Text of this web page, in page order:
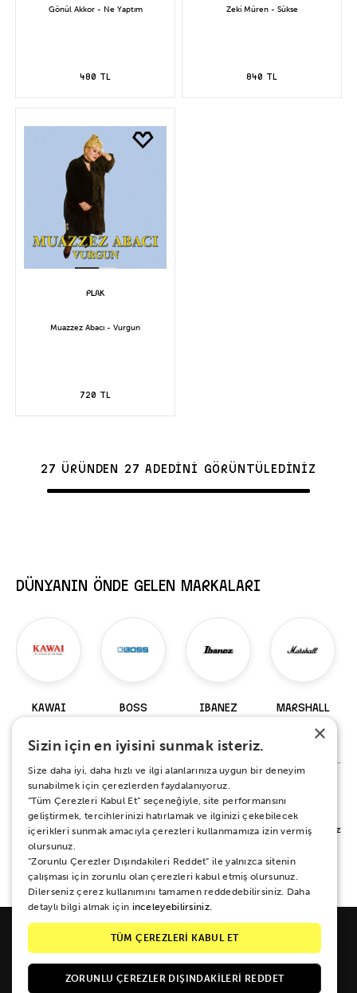
Gönül Akkor - Ne Yaptım
480 TL
Zeki Müren - Sükse
840 TL
Muazzez Abacı - Vurgun
720 TL
27 ÜRÜNDEN 27 ADEDİNİ GÖRÜNTÜLEDİNİZ
DÜNYANIN ÖNDE GELEN MARKALARI
KAWAI BOSS IBANEZ MARSHALL
147 Ürün
%100 MEMNUNİYET SÖZÜ
Alışverişiniz sırasında ya da sonrasında koşulsuz mutluluğunuz için yanınızdayız.
Her ne sebeple olursa olsun 15 gün boyunca iade ve değişim garantisi Zuhal
Müzik güvencesinde.
Galipdede Cad. No: 33 Tünel / Beyoğlu / İSTANBUL
×
Sizin için en iyisini sunmak isteriz.
Size daha iyi, daha hızlı ve ilgi alanlarınıza uygun bir deneyim
sunabilmek için çerezlerden faydalanıyoruz.
“Tüm Çerezleri Kabul Et” seçeneğiyle, site performansını
geliştirmek, tercihlerinizi hatırlamak ve ilginizi çekebilecek
içerikleri sunmak amacıyla çerezleri kullanmamıza izin vermiş
olursunuz.
“Zorunlu Çerezler Dışındakileri Reddet” ile yalnızca sitenin
çalışması için zorunlu olan çerezleri kabul etmiş olursunuz.
Dilerseniz çerez kullanımını tamamen reddedebilirsiniz. Daha
detaylı bilgi almak için inceleyebilirsiniz.
TÜM ÇEREZLERİ KABUL ET
ZORUNLU ÇEREZLER DIŞINDAKILERI REDDET